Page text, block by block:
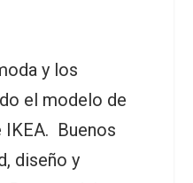
y los
el modelo de
IKEA. Buenos
diseño y